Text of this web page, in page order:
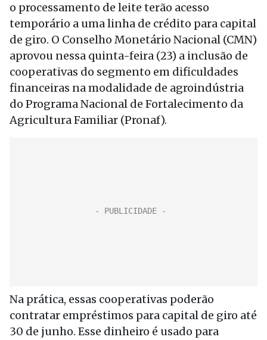
o processamento de leite terão acesso
temporário a uma linha de crédito para capital
de giro. O Conselho Monetário Nacional (CMN)
aprovou nessa quinta-feira (23) a inclusão de
cooperativas do segmento em dificuldades
financeiras na modalidade de agroindústria
do Programa Nacional de Fortalecimento da
Agricultura Familiar (Pronaf).
Na prática, essas cooperativas poderão
contratar empréstimos para capital de giro até
30 de junho. Esse dinheiro é usado para